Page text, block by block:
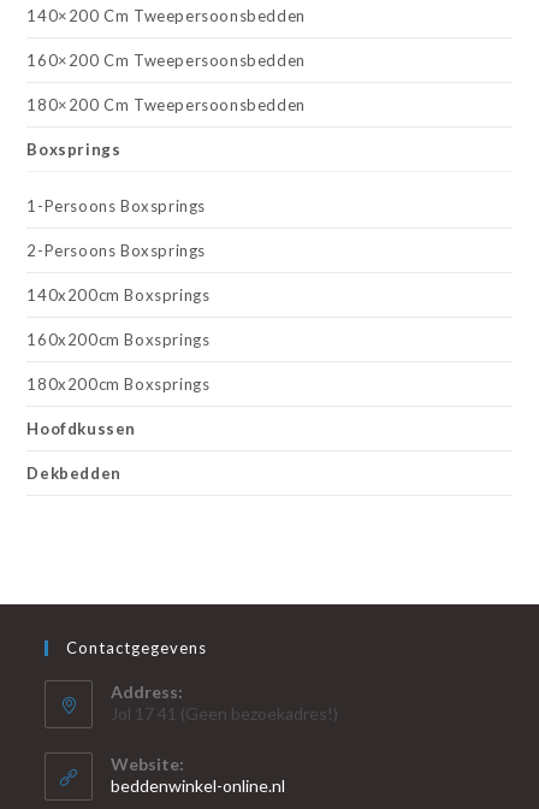
140×200 Cm Tweepersoonsbedden
160×200 Cm Tweepersoonsbedden
180×200 Cm Tweepersoonsbedden
Boxsprings
1-Persoons Boxsprings
2-Persoons Boxsprings
140x200cm Boxsprings
160x200cm Boxsprings
180x200cm Boxsprings
Hoofdkussen
Dekbedden
Contactgegevens
Address:
Jol 17 41 (Geen bezoekadres!)
Website:
beddenwinkel-online.nl